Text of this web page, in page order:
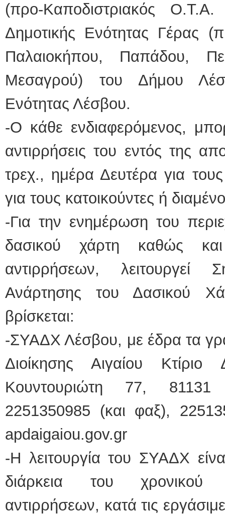
(προ-Καποδιστριακός
Δημοτικής Ενότητας Γέρας
Παλαιοκήπου, Παπάδου,
Μεσαγρού) του Δήμου
Ενότητας Λέσβου.
-Ο κάθε ενδιαφερόμενος,
αντιρρήσεις του εντός της
τρεχ., ημέρα Δευτέρα για
για τους κατοικούντες ή
-Για την ενημέρωση του
δασικού χάρτη καθώς
αντιρρήσεων, λειτουργεί
Ανάρτησης του Δασικού
βρίσκεται:
-ΣΥΑΔΧ Λέσβου, με έδρα τα
Διοίκησης Αιγαίου
Κουντουριώτη 77,
2251350985 (και φαξ),
apdaigaiou.gov.gr
-Η λειτουργία του ΣΥΑΔΧ
διάρκεια του χρονικού
αντιρρήσεων, κατά τις